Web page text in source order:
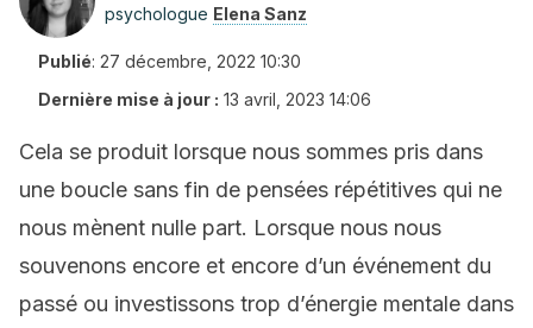
psychologue Elena Sanz
Publié: 27 décembre, 2022 10:30
Dernière mise à jour : 13 avril, 2023 14:06
Cela se produit lorsque nous sommes pris dans
une boucle sans fin de pensées répétitives qui ne
nous mènent nulle part. Lorsque nous nous
souvenons encore et encore d’un événement du
passé ou investissons trop d’énergie mentale dans